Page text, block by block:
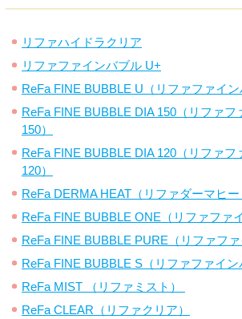
リファハイドラクリア
リファファインバブル U+
ReFa FINE BUBBLE U（リファファイン
ReFa FINE BUBBLE DIA 150（リファフ
150）
ReFa FINE BUBBLE DIA 120（リファフ
120）
ReFa DERMA HEAT（リファダーマヒー
ReFa FINE BUBBLE ONE（リファファ
ReFa FINE BUBBLE PURE（リファファ
ReFa FINE BUBBLE S（リファファイン
ReFa MIST （リファミスト）
ReFa CLEAR（リファクリア）